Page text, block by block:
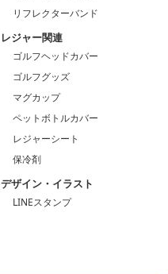
リフレクターバンド
レジャー関連
ゴルフヘッドカバー
ゴルフグッズ
マグカップ
ペットボトルカバー
レジャーシート
保冷剤
デザイン・イラスト
LINEスタンプ